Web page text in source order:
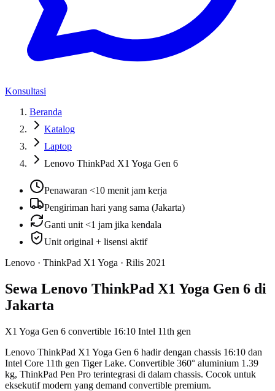
Konsultasi
Beranda
Katalog
Laptop
Lenovo ThinkPad X1 Yoga Gen 6
Penawaran <10 menit jam kerja
Pengiriman hari yang sama (Jakarta)
Ganti unit <1 jam jika kendala
Unit original + lisensi aktif
Lenovo · ThinkPad X1 Yoga · Rilis 2021
Sewa Lenovo ThinkPad X1 Yoga Gen 6 di
Jakarta
X1 Yoga Gen 6 convertible 16:10 Intel 11th gen
Lenovo ThinkPad X1 Yoga Gen 6 hadir dengan chassis 16:10 dan
Intel Core 11th gen Tiger Lake. Convertible 360° aluminium 1.39
kg, ThinkPad Pen Pro terintegrasi di dalam chassis. Cocok untuk
eksekutif modern yang demand convertible premium.